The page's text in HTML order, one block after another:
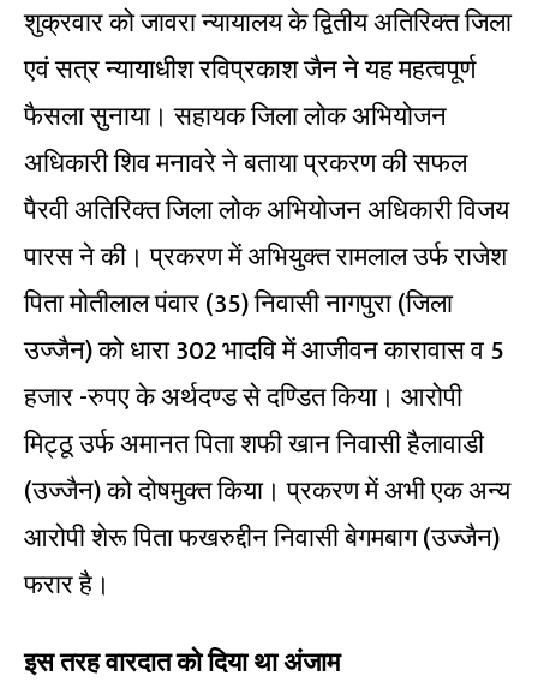
शुक्रवार को जावरा न्यायालय के द्वितीय अतिरिक्त जिला
एवं सत्र न्यायाधीश रविप्रकाश जैन ने यह महत्वपूर्ण
फैसला सुनाया। सहायक जिला लोक अभियोजन
अधिकारी शिव मनावरे ने बताया प्रकरण की सफल
पैरवी अतिरिक्त जिला लोक अभियोजन अधिकारी विजय
पारस ने की। प्रकरण में अभियुक्त रामलाल उर्फ राजेश
पिता मोतीलाल पंवार (35) निवासी नागपुरा (जिला
उज्जैन) को धारा 302 भादवि में आजीवन कारावास व 5
हजार -रुपए के अर्थदण्ड से दण्डित किया। आरोपी
मिट्ठू उर्फ अमानत पिता शफी खान निवासी हैलावाडी
(उज्जैन) को दोषमुक्त किया। प्रकरण में अभी एक अन्य
आरोपी शेरू पिता फखरुद्दीन निवासी बेगमबाग (उज्जैन)
फरार है।
इस तरह वारदात को दिया था अंजाम